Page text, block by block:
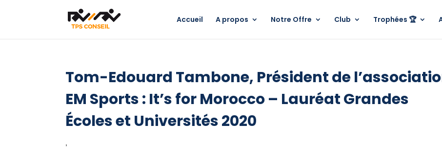
Accueil A propos Notre Offre Club Trophées 🏆
Tom-Edouard Tambone, Président de
EM Sports : It’s for Morocco – Lauréat Grandes
Écoles et Universités 2020
,